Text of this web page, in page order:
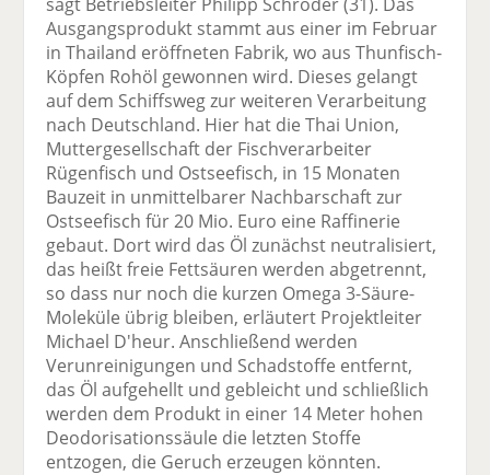
e
n
n e
n
Ausgangsprodukt stammt aus einer im Februar
in Thailand eröffneten Fabrik, wo aus Thunfisch-
Köpfen Rohöl gewonnen wird. Dieses gelangt
auf dem Schiffsweg zur weiteren Verarbeitung
nach Deutschland. Hier hat die Thai Union,
Muttergesellschaft der Fischverarbeiter
Rügenfisch und Ostseefisch, in 15 Monaten
Bauzeit in unmittelbarer Nachbarschaft zur
Ostseefisch für 20 Mio. Euro eine Raffinerie
gebaut. Dort wird das Öl zunächst neutralisiert,
das heißt freie Fettsäuren werden abgetrennt,
so dass nur noch die kurzen Omega 3-Säure-
Moleküle übrig bleiben, erläutert Projektleiter
Michael D'heur. Anschließend werden
Verunreinigungen und Schadstoffe entfernt,
das Öl aufgehellt und gebleicht und schließlich
werden dem Produkt in einer 14 Meter hohen
Deodorisationssäule die letzten Stoffe
entzogen, die Geruch erzeugen könnten.